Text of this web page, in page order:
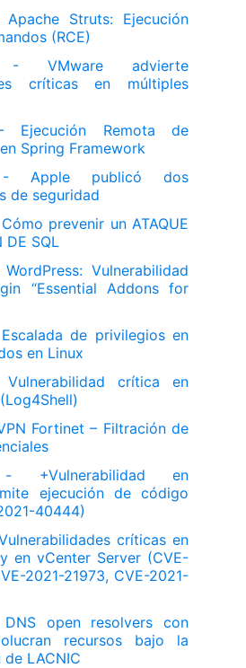
Struts: Ejecución
(RCE)
VMware advierte
críticas en múltiples
Remota de
Spring Framework
Apple publicó dos
de seguridad
prevenir un ATAQUE
DE SQL
Vulnerabilidad
“Essential Addons for
de privilegios en
en Linux
crítica en
Fortinet – Filtración de
en
ejecución de código
40444)
críticas en
en vCenter Server (CVE-
2021-21973, CVE-2021-
open resolvers con
recursos bajo la
LACNIC